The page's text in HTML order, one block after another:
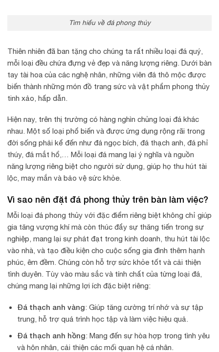
Tìm hiểu về đá phong thủy
Thiên nhiên đã ban tặng cho chúng ta rất nhiều loại đá quý,
mỗi loại đều chứa đựng vẻ đẹp và năng lượng riêng. Dưới bàn
tay tài hoa của các nghệ nhân, những viên đá thô mộc được
biến thành những món đồ trang sức và vật phẩm phong thủy
tinh xảo, hấp dẫn.
Hiện nay, trên thị trường có hàng nghìn chủng loại đá khác
nhau. Một số loại phổ biến và được ứng dụng rộng rãi trong
đời sống phải kể đến như đá ngọc bích, đá thạch anh, đá phỉ
thúy, đá mắt hổ,… Mỗi loại đá mang lại ý nghĩa và nguồn
năng lượng riêng biệt cho người sử dụng, giúp họ thu hút tài
lộc, may mắn và bảo vệ sức khỏe.
Vì sao nên đặt đá phong thủy trên bàn làm việc?
Mỗi loại đá phong thủy với đặc điểm riêng biệt không chỉ giúp
gia tăng vượng khí mà còn thúc đẩy sự thăng tiến trong sự
nghiệp, mang lại sự phát đạt trong kinh doanh, thu hút tài lộc
vào nhà, và tạo điều kiện cho cuộc sống gia đình thêm hạnh
phúc, êm đềm. Chúng còn hỗ trợ sức khỏe tốt và cải thiện
tình duyên. Tùy vào màu sắc và tính chất của từng loại đá,
chúng mang lại những lợi ích đặc biệt riêng:
Đá thạch anh vàng: Giúp tăng cường trí nhớ và sự tập
trung, hỗ trợ quá trình học tập và làm việc hiệu quả.
Đá thạch anh hồng: Mang đến sự hòa hợp trong tình yêu
và hôn nhân, cải thiện các mối quan hệ cá nhân.